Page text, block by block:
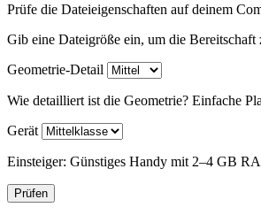
Prüfe die Dateieigenschaften auf deinem
Gib eine Dateigröße ein, um die Bereitschaft
Geometrie-Detail
Wie detailliert ist die Geometrie? Einfache
Gerät
Einsteiger: Günstiges Handy mit 2–4 GB
Prüfen